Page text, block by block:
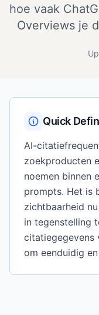
hoe vaak
Overviews je
Quick
AI-
zoekproducten
noemen binnen
prompts. Het is
zichtbaarheid
in tegenstelling
citatiegegevens
om eenduidig